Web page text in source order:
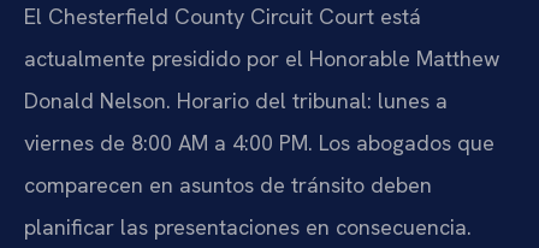
El Chesterfield County Circuit Court está
actualmente presidido por el Honorable Matthew
Donald Nelson. Horario del tribunal: lunes a
viernes de 8:00 AM a 4:00 PM. Los abogados que
comparecen en asuntos de tránsito deben
planificar las presentaciones en consecuencia.